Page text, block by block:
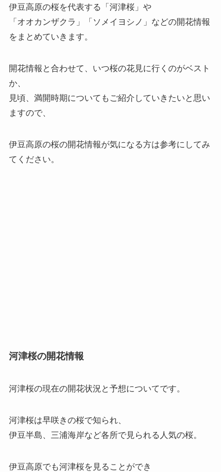
伊豆高原の桜を代表する「河津桜」や
「オオカンザクラ」「ソメイヨシノ」などの開花情報
をまとめていきます。
開花情報と合わせて、いつ桜の花見に行くのがベスト
か、
見頃、満開時期についてもご紹介していきたいと思い
ますので、
伊豆高原の桜の開花情報が気になる方は参考にしてみ
てください。
河津桜の開花情報
河津桜の現在の開花状況と予想についてです。
河津桜は早咲きの桜で知られ、
伊豆半島、三浦海岸など各所で見られる人気の桜。
伊豆高原でも河津桜を見ることができ